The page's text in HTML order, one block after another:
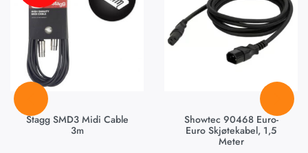
Stagg SMD3 Midi Cable
3m
Showtec 90468 Euro-
Euro Skjøtekabel, 1,5
Meter